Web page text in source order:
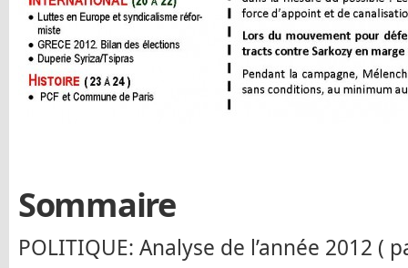
Sommaire
POLITIQUE: Analyse de l’année 2012 (